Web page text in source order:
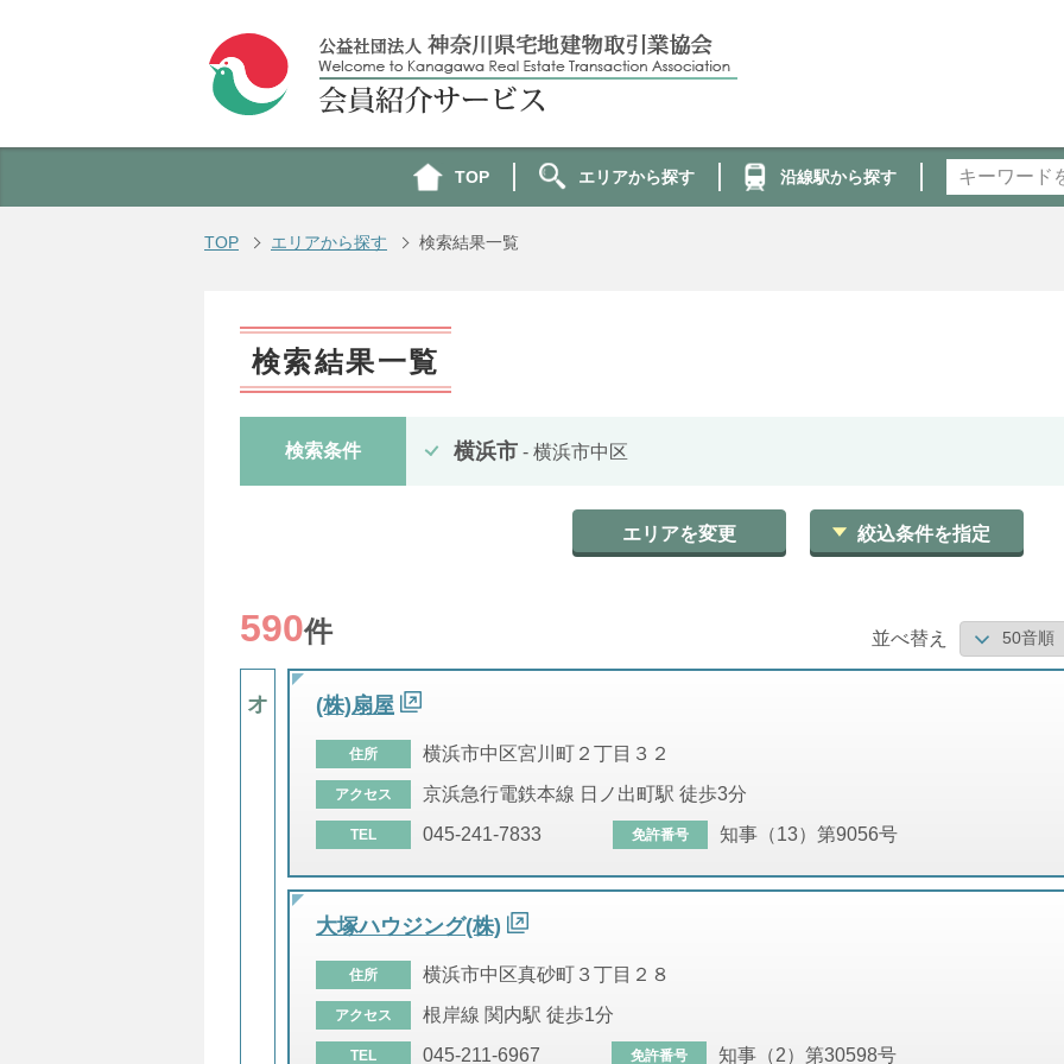
TOP エリアから探す 沿線駅から探す
TOP エリアから探す 検索結果一覧
検索結果一覧
検索条件 横浜市 - 横浜市中区
エリアを変更 絞込条件を指定
590件 並べ替え
オ (株)扇屋
住所 横浜市中区宮川町２丁目３２
アクセス 京浜急行電鉄本線 日ノ出町駅 徒歩3分
TEL 045-241-7833 免許番号 知事（13）第9056号
大塚ハウジング(株)
住所 横浜市中区真砂町３丁目２８
アクセス 根岸線 関内駅 徒歩1分
TEL 045-211-6967 免許番号 知事（2）第30598号